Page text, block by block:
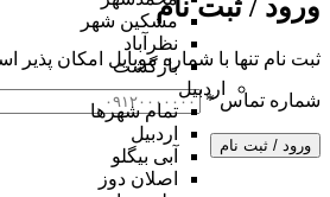
ورود / ثبت نام
ثبت نام تنها با شماره موبایل امکان پذیر
شماره تماس*
ورود / ثبت نام
مشکین شهر
نظرآباد
بازگشت
اردبیل
تمام شهر‌ها
اردبیل
آبی بیگلو
اصلان دوز